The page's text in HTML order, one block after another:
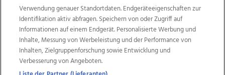
Weitere Angebote des Medienhauses Wimmer
TV1 di-mog-i.at OÖNow
Ischler Woche
Life Radio
OÖNachrichten
OÖN Immobilien
OÖN Karriere
OÖN Reise
Promenaden Galerien
Regionaljobs
wasistlos.at wirtrauern.at
Verwendung genauer Standortdaten. Endgeräteeigenschaften zur
Identifikation aktiv abfragen. Speichern von oder Zugriff auf
Informationen auf einem Endgerät. Personalisierte Werbung und
Inhalte, Messung von Werbeleistung und der Performance von
Inhalten, Zielgruppenforschung sowie Entwicklung und
Verbesserung von Angeboten.